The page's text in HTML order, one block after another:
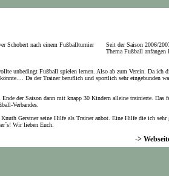
Seit der Saison 2006/
Thema Fußball anfangen
unbedingt Fußball spielen lernen. Also ab zum Verein. Da ich
Da der Trainer beruflich und sportlich sehr eingebunden
Ende der Saison dann mit knapp 30 Kindern alleine trainierte.
Verbandes.
Gerstner seine Hilfe als Trainer anbot. Eine Hilfe die ich
Wir lieben Euch.
->